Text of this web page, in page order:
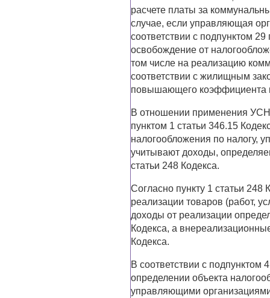
расчете платы за
случае, если управляющая
соответствии с подпунктом 29
освобождение от
том числе на реализацию
соответствии с жилищным
повышающего коэффициента
В отношении применения УСН
пунктом 1 статьи 346.15
налогообложения по налогу,
учитывают доходы,
статьи 248 Кодекса.
Согласно пункту 1 статьи 248
реализации товаров (работ,
доходы от реализации
Кодекса, а
Кодекса.
В соответствии с подпунктом
определении объекта
управляющими